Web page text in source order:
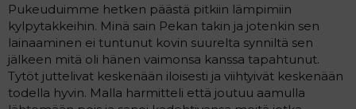
u
n
a
l
o
t
n
v
i
e
s
t
i
Pukeuduimme hetken päästä pitkiin lämpimiin
kylpytakkeihin. Minä sain Pekan takin ja jotenkin sen
lainaaminen ei tuntunut kovin suurelta synniltä sen
jälkeen mitä oli hänen vaimonsa kanssa tapahtunut.
Tytöt juttelivat keskenään iloisesti ja viihtyivät keskenään
todella hyvin. Malla harmitteli että joutuu aamulla